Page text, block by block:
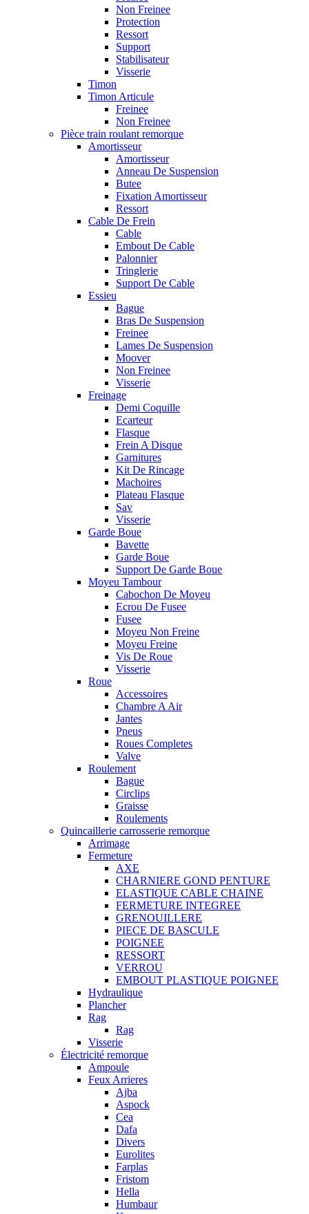
Non Freinee
Protection
Ressort
Support
Stabilisateur
Visserie
Timon
Timon Articule
Freinee
Non Freinee
Pièce train roulant remorque
Amortisseur
Amortisseur
Anneau De Suspension
Butee
Fixation Amortisseur
Ressort
Cable De Frein
Cable
Embout De Cable
Palonnier
Tringlerie
Support De Cable
Essieu
Bague
Bras De Suspension
Freinee
Lames De Suspension
Moover
Non Freinee
Visserie
Freinage
Demi Coquille
Ecarteur
Flasque
Frein A Disque
Garnitures
Kit De Rincage
Machoires
Plateau Flasque
Sav
Visserie
Garde Boue
Bavette
Garde Boue
Support De Garde Boue
Moyeu Tambour
Cabochon De Moyeu
Ecrou De Fusee
Fusee
Moyeu Non Freine
Moyeu Freine
Vis De Roue
Visserie
Roue
Accessoires
Chambre A Air
Jantes
Pneus
Roues Completes
Valve
Roulement
Bague
Circlips
Graisse
Roulements
Quincaillerie carrosserie remorque
Arrimage
Fermeture
AXE
CHARNIERE GOND PENTURE
ELASTIQUE CABLE CHAINE
FERMETURE INTEGREE
GRENOUILLERE
PIECE DE BASCULE
POIGNEE
RESSORT
VERROU
EMBOUT PLASTIQUE POIGNEE
Hydraulique
Plancher
Rag
Rag
Visserie
Électricité remorque
Ampoule
Feux Arrieres
Ajba
Aspock
Cea
Dafa
Divers
Eurolites
Farplas
Fristom
Hella
Humbaur